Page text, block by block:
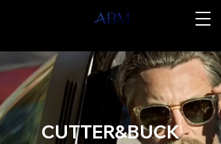
CUTTER&BUCK